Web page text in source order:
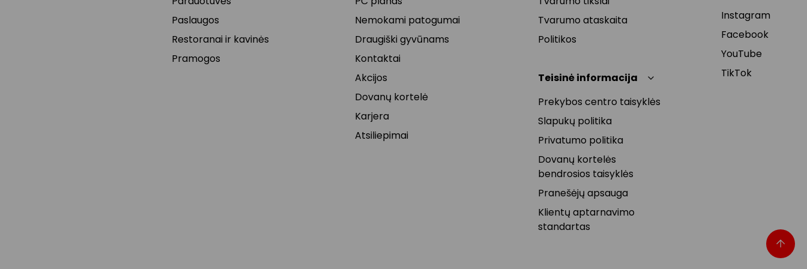
Paslaugos
Restoranai ir kavinės
Pramogos
Nemokami patogumai
Draugiški gyvūnams
Kontaktai
Akcijos
Dovanų kortelė
Karjera
Atsiliepimai
Tvarumo ataskaita
Politikos
Teisinė informacija
Prekybos centro taisyklės
Slapukų politika
Privatumo politika
Dovanų kortelės
bendrosios taisyklės
Pranešėjų apsauga
Klientų aptarnavimo
standartas
Instagram
Facebook
YouTube
TikTok